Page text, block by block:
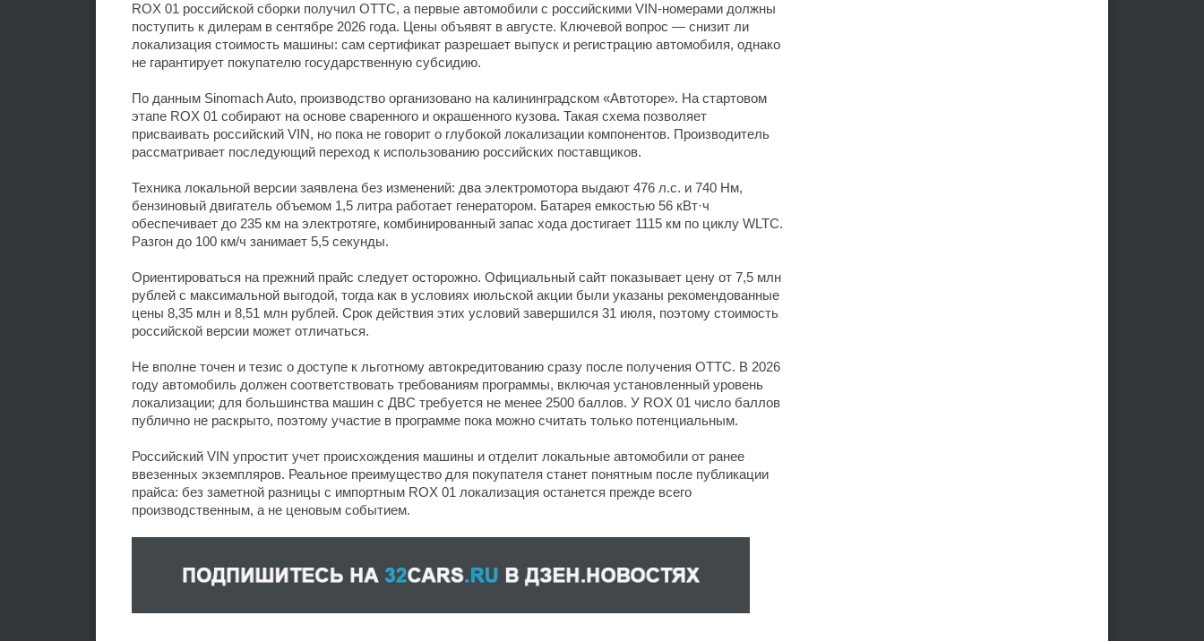
ROX 01 российской сборки получил ОТТС, а первые автомобили с российскими VIN-номерами должны
поступить к дилерам в сентябре 2026 года. Цены объявят в августе. Ключевой вопрос — снизит ли
локализация стоимость машины: сам сертификат разрешает выпуск и регистрацию автомобиля, однако
не гарантирует покупателю государственную субсидию.
По данным Sinomach Auto, производство организовано на калининградском «Автоторе». На стартовом
этапе ROX 01 собирают на основе сваренного и окрашенного кузова. Такая схема позволяет
присваивать российский VIN, но пока не говорит о глубокой локализации компонентов. Производитель
рассматривает последующий переход к использованию российских поставщиков.
Техника локальной версии заявлена без изменений: два электромотора выдают 476 л.с. и 740 Нм,
бензиновый двигатель объемом 1,5 литра работает генератором. Батарея емкостью 56 кВт·ч
обеспечивает до 235 км на электротяге, комбинированный запас хода достигает 1115 км по циклу WLTC.
Разгон до 100 км/ч занимает 5,5 секунды.
Ориентироваться на прежний прайс следует осторожно. Официальный сайт показывает цену от 7,5 млн
рублей с максимальной выгодой, тогда как в условиях июльской акции были указаны рекомендованные
цены 8,35 млн и 8,51 млн рублей. Срок действия этих условий завершился 31 июля, поэтому стоимость
российской версии может отличаться.
Не вполне точен и тезис о доступе к льготному автокредитованию сразу после получения ОТТС. В 2026
году автомобиль должен соответствовать требованиям программы, включая установленный уровень
локализации; для большинства машин с ДВС требуется не менее 2500 баллов. У ROX 01 число баллов
публично не раскрыто, поэтому участие в программе пока можно считать только потенциальным.
Российский VIN упростит учет происхождения машины и отделит локальные автомобили от ранее
ввезенных экземпляров. Реальное преимущество для покупателя станет понятным после публикации
прайса: без заметной разницы с импортным ROX 01 локализация останется прежде всего
производственным, а не ценовым событием.